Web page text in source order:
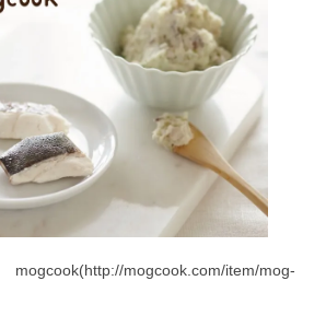
mogcook(http://mogcook.com/item/mog-